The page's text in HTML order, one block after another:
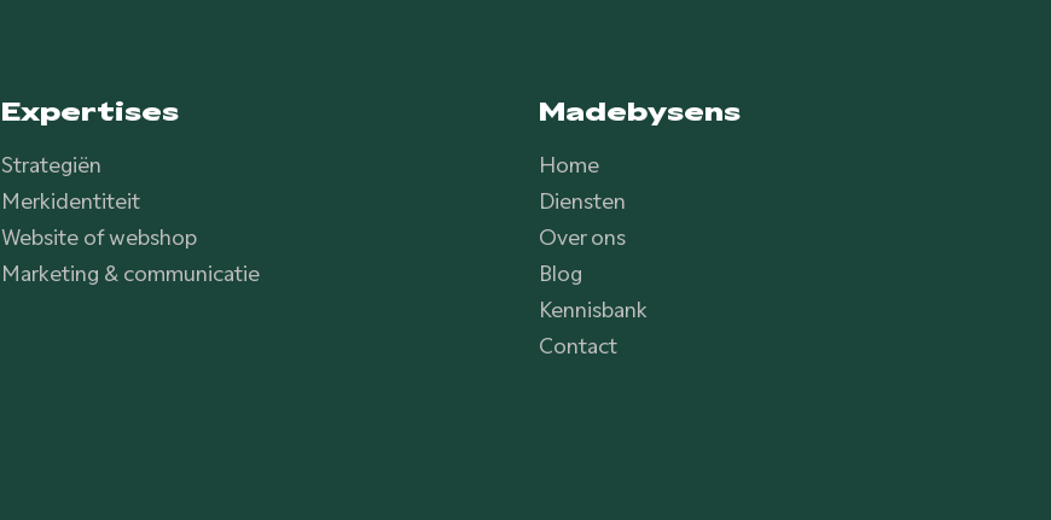
Expertises
Strategiën
Merkidentiteit
Website of webshop
Marketing & communicatie
Madebysens
Home
Diensten
Over ons
Blog
Kennisbank
Contact